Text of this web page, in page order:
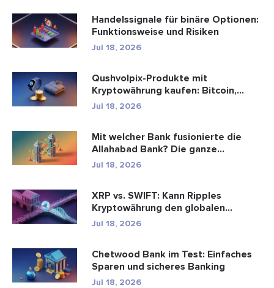
Handelssignale für binäre Optionen:
Funktionsweise und Risiken
Jul 18, 2026
Qushvolpix-Produkte mit
Kryptowährung kaufen: Bitcoin,
Zahlungen ...
Jul 18, 2026
Mit welcher Bank fusionierte die
Allahabad Bank? Die ganze
Geschic...
Jul 18, 2026
XRP vs. SWIFT: Kann Ripples
Kryptowährung den globalen
Zahlungsve...
Jul 18, 2026
Chetwood Bank im Test: Einfaches
Sparen und sicheres Banking
Jul 18, 2026